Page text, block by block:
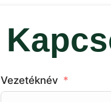
Vezetéknév